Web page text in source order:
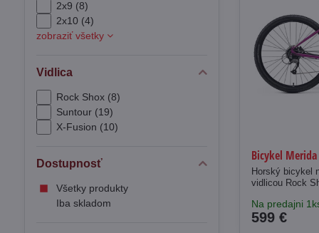
Bicykel
Horský bicykel
vidlicou Rock
Na predajni
599 €
2x9 (8)
2x10 (4)
zobraziť všetky
Vidlica
Rock Shox (8)
Suntour (19)
X-Fusion (10)
Dostupnosť
Všetky produkty
Iba skladom